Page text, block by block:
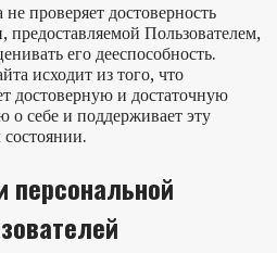
проверяет достоверность
Пользователем,
его дееспособность.
исходит из того, что
достоверную и достаточную
себе и поддерживает эту
персональной